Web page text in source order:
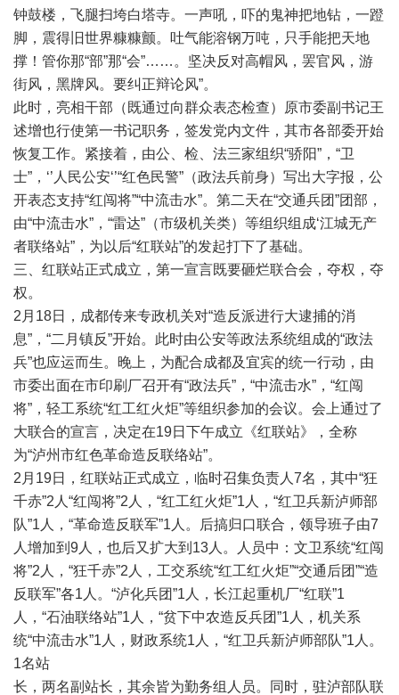
钟鼓楼，飞腿扫垮白塔寺。一声吼，吓的鬼神把地钻，一蹬
脚，震得旧世界糠糠颤。吐气能溶钢万吨，只手能把天地
撑！管你那“部”那“会”……。坚决反对高帽风，罢官风，游
街风，黑牌风。要纠正辩论风”。
此时，亮相干部（既通过向群众表态检查）原市委副书记王
述增也行使第一书记职务，签发党内文件，其市各部委开始
恢复工作。紧接着，由公、检、法三家组织“骄阳”，“卫
士”，‘’人民公安‘’“红色民警”（政法兵前身）写出大字报，公
开表态支持“红闯将”“中流击水”。第二天在“交通兵团”团部，
由“中流击水”，“雷达”（市级机关类）等组织组成‘江城无产
者联络站”，为以后“红联站”的发起打下了基础。
三、红联站正式成立，第一宣言既要砸烂联合会，夺权，夺
权。
2月18日，成都传来专政机关对“造反派进行大逮捕的消
息”，“二月镇反”开始。此时由公安等政法系统组成的“政法
兵”也应运而生。晚上，为配合成都及宜宾的统一行动，由
市委出面在市印刷厂召开有“政法兵”，“中流击水”，“红闯
将”，轻工系统“红工红火炬”等组织参加的会议。会上通过了
大联合的宣言，决定在19日下午成立《红联站》，全称
为“泸州市红色革命造反联络站”。
2月19日，红联站正式成立，临时召集负责人7名，其中“狂
千赤”2人“红闯将”2人，“红工红火炬”1人，“红卫兵新泸师部
队”1人，“革命造反联军”1人。后搞归口联合，领导班子由7
人增加到9人，也后又扩大到13人。人员中：文卫系统“红闯
将”2人，“狂千赤”2人，工交系统“红工红火炬”“交通后团”“造
反联军”各1人。“泸化兵团”1人，长江起重机厂“红联”1
人，“石油联络站”1人，“贫下中农造反兵团”1人，机关系
统“中流击水”1人，财政系统1人，“红卫兵新泸师部队”1人。
1名站
长，两名副站长，其余皆为勤务组人员。同时，驻泸部队联